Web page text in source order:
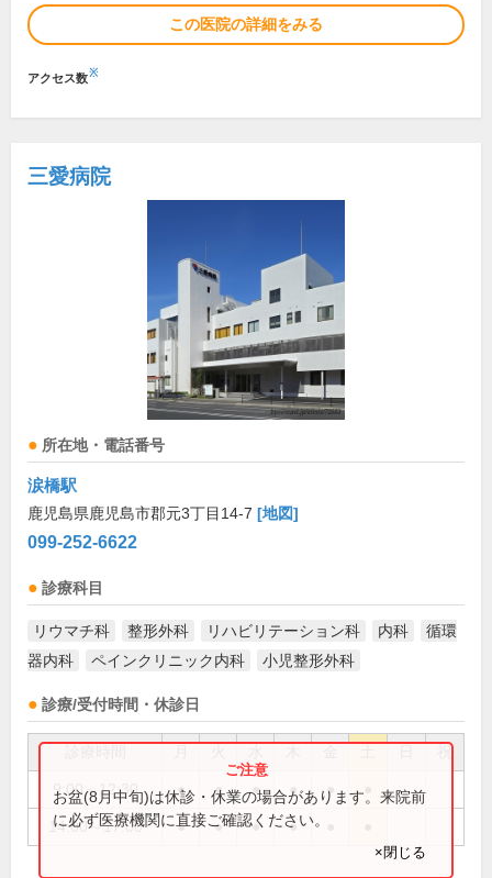
この医院の詳細をみる
アクセス数※
三愛病院
所在地・電話番号
涙橋駅
鹿児島県鹿児島市郡元3丁目14-7 [地図]
099-252-6622
診療科目
リウマチ科 整形外科 リハビリテーション科 内科
循環
器内科
ペインクリニック内科 小児整形外科
診療/受付時間・休診日
祝
9:00～12:30 ● ● ● ● ●
14:00～17:00 ● ● ● ●
お盆(8月中旬)は休診・休業の場合があります。来院前
に必ず医療機関に直接ご確認ください。
×閉じる